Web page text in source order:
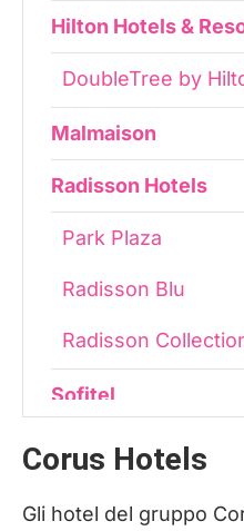
Hilton Hotels &
DoubleTree by
Malmaison
Radisson Hotels
Park Plaza
Radisson Blu
Radisson
Sofitel
La mia opinione
Corus Hotels
Gli hotel del gruppo